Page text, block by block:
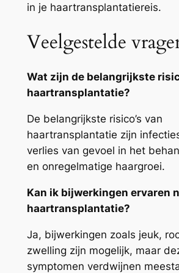
in je haartransplantatiereis.
Veelgestelde
Wat zijn de belangrijkste
haartransplantatie?
De belangrijkste risico’s van
haartransplantatie zijn
verlies van gevoel in het
en onregelmatige haargroei.
Kan ik bijwerkingen ervaren
haartransplantatie?
Ja, bijwerkingen zoals jeuk,
zwelling zijn mogelijk, maar
symptomen verdwijnen